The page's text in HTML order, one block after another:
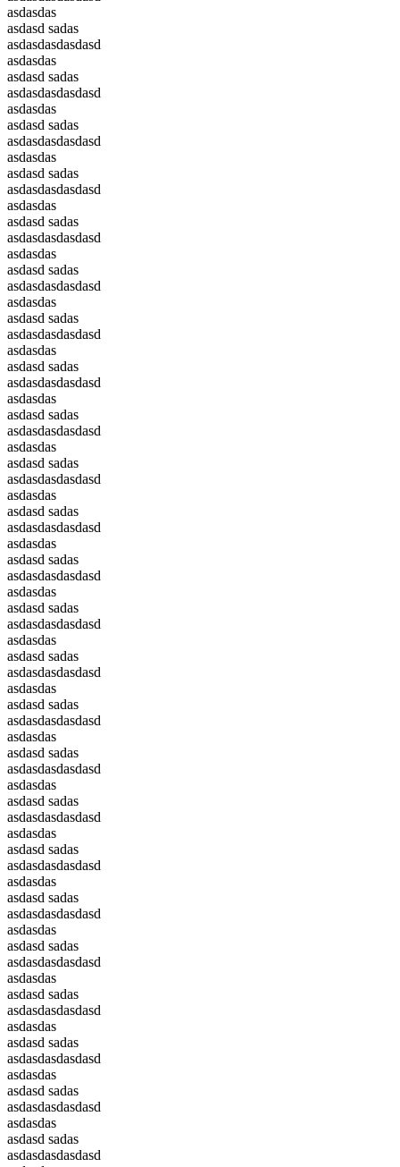
asdasdas
asdasd sadas
asdasdasdasdasd
asdasdas
asdasd sadas
asdasdasdasdasd
asdasdas
asdasd sadas
asdasdasdasdasd
asdasdas
asdasd sadas
asdasdasdasdasd
asdasdas
asdasd sadas
asdasdasdasdasd
asdasdas
asdasd sadas
asdasdasdasdasd
asdasdas
asdasd sadas
asdasdasdasdasd
asdasdas
asdasd sadas
asdasdasdasdasd
asdasdas
asdasd sadas
asdasdasdasdasd
asdasdas
asdasd sadas
asdasdasdasdasd
asdasdas
asdasd sadas
asdasdasdasdasd
asdasdas
asdasd sadas
asdasdasdasdasd
asdasdas
asdasd sadas
asdasdasdasdasd
asdasdas
asdasd sadas
asdasdasdasdasd
asdasdas
asdasd sadas
asdasdasdasdasd
asdasdas
asdasd sadas
asdasdasdasdasd
asdasdas
asdasd sadas
asdasdasdasdasd
asdasdas
asdasd sadas
asdasdasdasdasd
asdasdas
asdasd sadas
asdasdasdasdasd
asdasdas
asdasd sadas
asdasdasdasdasd
asdasdas
asdasd sadas
asdasdasdasdasd
asdasdas
asdasd sadas
asdasdasdasdasd
asdasdas
asdasd sadas
asdasdasdasdasd
asdasdas
asdasd sadas
asdasdasdasdasd